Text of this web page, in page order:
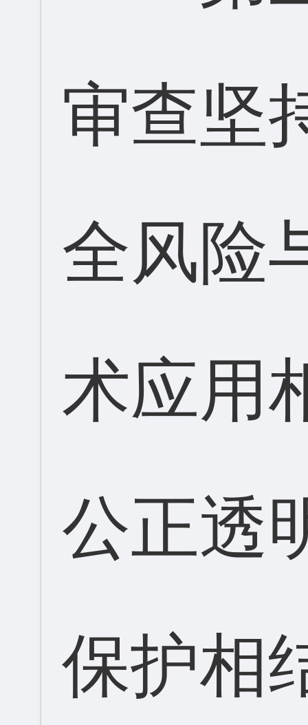
审查坚
全风险
术应用
公正透
保护相